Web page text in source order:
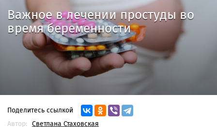
Важное в лечении простуды во
время беременности
Поделитесь ссылкой
Автор:
Светлана Стаховская